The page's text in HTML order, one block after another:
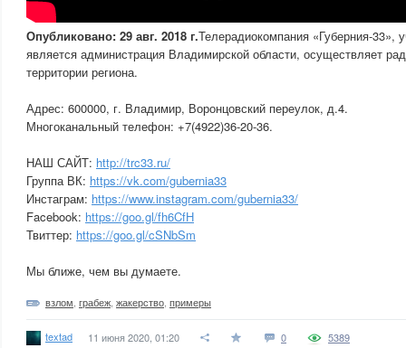
Опубликовано: 29 авг. 2018 г.Телерадиокомпания «Губерния-33»,
является администрация Владимирской области, осуществляет
территории региона.
Адрес: 600000, г. Владимир, Воронцовский переулок, д.4.
Многоканальный телефон: +7(4922)36-20-36.
НАШ САЙТ: http://trc33.ru/
Группа ВК: https://vk.com/gubernia33
Инстаграм: https://www.instagram.com/gubernia33/
Facebook: https://goo.gl/fh6CfH
Твиттер: https://goo.gl/cSNbSm
Мы ближе, чем вы думаете.
взлом грабеж жакерство примеры
textad 11 июня 2020, 01:20 0 5389